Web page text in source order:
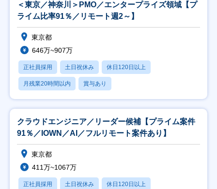
＜東京／神奈川＞PMO／エンタープライズ領域【プ
ライム比率91％／リモート週2～】
東京都
646万~907万
正社員採用 土日祝休み 休日120日以上
月残業20時間以内 賞与あり
クラウドエンジニア／リーダー候補【プライム案件
91％／IOWN／AI／フルリモート案件あり】
東京都
411万~1067万
正社員採用 土日祝休み 休日120日以上